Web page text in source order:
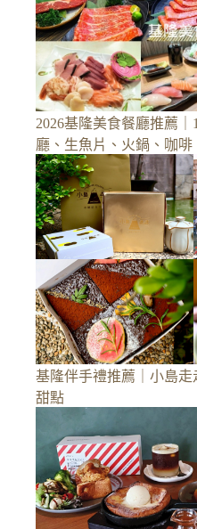
2026基隆美食餐廳推薦
廳、生魚片、火鍋、咖啡
基隆伴手禮推薦｜小島
甜點